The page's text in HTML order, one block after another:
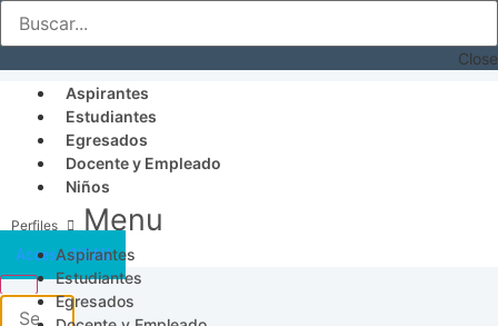
Close
Aspirantes
Estudiantes
Egresados
Docente y Empleado
Niños
Menu
Aspirantes
Estudiantes
Egresados
Acceso SICAU